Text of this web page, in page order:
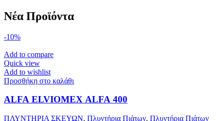
Νέα Προϊόντα
-10%
Add to compare
Quick view
Add to wishlist
Προσθήκη στο καλάθι
ALFA ELVIOMEX ALFA 400
ΠΛΥΝΤΗΡΙΑ ΣΚΕΥΩΝ, Πλυντήρια Πιάτων, Πλυντήρια Πιάτων